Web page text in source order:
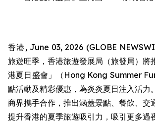
香港, June 03, 2026 (GLOBE
旅遊旺季，香港旅遊發展局（旅發局）將
港夏日盛會」（Hong Kong Summer
點活動及精彩優惠，為炎炎夏日注入活力
商界攜手合作，推出涵蓋景點、餐飲、交
提升香港的夏季旅遊吸引力，吸引更多過